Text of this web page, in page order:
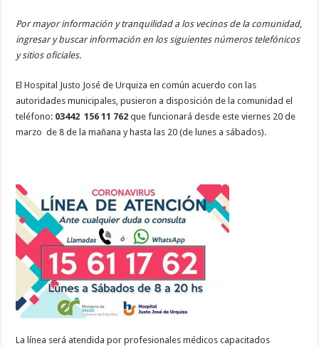
Por mayor información y tranquilidad a los vecinos de la comunidad,
ingresar y buscar información en los siguientes números telefónicos
y sitios oficiales.
El Hospital Justo José de Urquiza en común acuerdo con las
autoridades municipales, pusieron a disposición de la comunidad el
teléfono: 03442 156 11 762que funcionará desde este viernes 20 de
marzo de 8 de la mañana y hasta las 20 (de lunes a sábados).
La línea será atendida por profesionales médicos capacitados